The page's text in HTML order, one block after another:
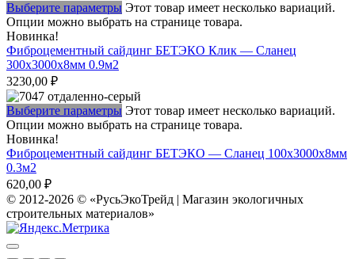
Выберите параметры Этот товар имеет несколько вариаций.
Опции можно выбрать на странице товара.
Новинка!
Фиброцементный сайдинг БЕТЭКО Клик — Сланец
300х3000х8мм 0.9м2
3230,00 ₽
Выберите параметры Этот товар имеет несколько вариаций.
Опции можно выбрать на странице товара.
Новинка!
Фиброцементный сайдинг БЕТЭКО — Сланец 100х3000х8мм
0.3м2
620,00 ₽
© 2012-2026 © «РусьЭкоТрейд | Магазин экологичных
строительных материалов»